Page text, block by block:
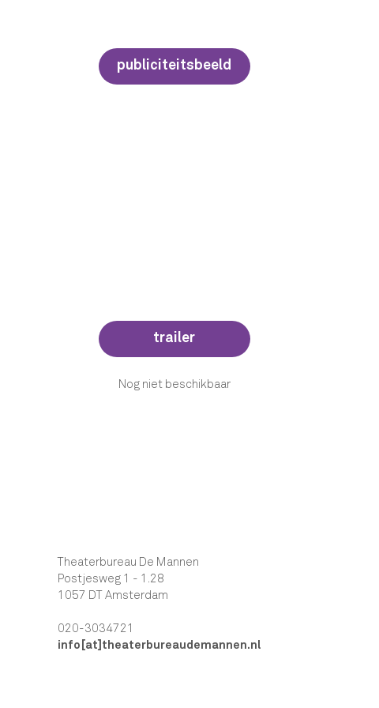
publiciteitsbeeld
trailer
Nog niet beschikbaar
Theaterbureau De Mannen
Postjesweg 1 - 1.28
1057 DT Amsterdam
020-3034721
info[at]theaterbureaudemannen.nl